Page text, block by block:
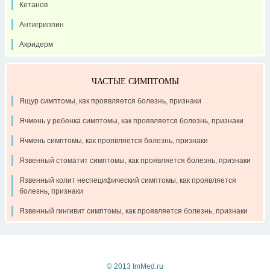
Кетанов
Антигриппин
Акридерм
ЧАСТЫЕ СИМПТОМЫ
Ящур симптомы, как проявляется болезнь, признаки
Ячмень у ребенка симптомы, как проявляется болезнь, признаки
Ячмень симптомы, как проявляется болезнь, признаки
Язвенный стоматит симптомы, как проявляется болезнь, признаки
Язвенный колит неспецифический симптомы, как проявляется
болезнь, признаки
Язвенный гингивит симптомы, как проявляется болезнь, признаки
© 2013 ImMed.ru